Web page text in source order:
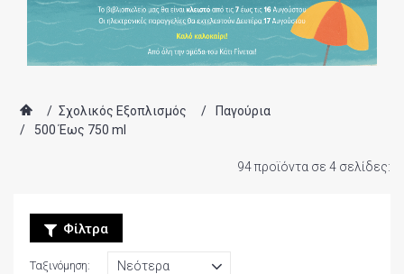
/ Σχολικός Εξοπλισμός /
Παγούρια
/
500 Έως 750 ml
94 προϊόντα σε 4 σελίδες:
Φίλτρα
Ταξινόμηση: